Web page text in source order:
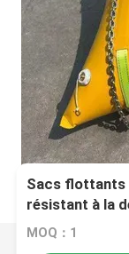
Sacs flottants
résistant à la
MOQ：1